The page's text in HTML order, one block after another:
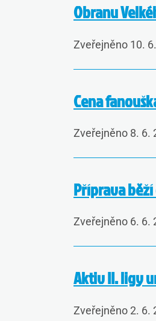
Obranu
Zveřejněno 10.
Cena
Zveřejněno 8. 6.
Příprava
Zveřejněno 6. 6.
Aktiv II. ligy
Zveřejněno 2. 6.